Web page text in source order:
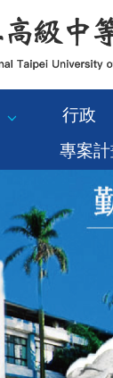
行政
專案